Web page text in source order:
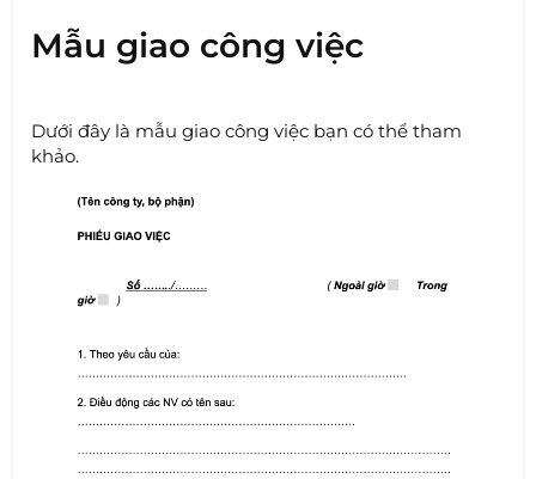
Mẫu giao công việc
Dưới đây là mẫu giao công việc bạn có thể tham
khảo.